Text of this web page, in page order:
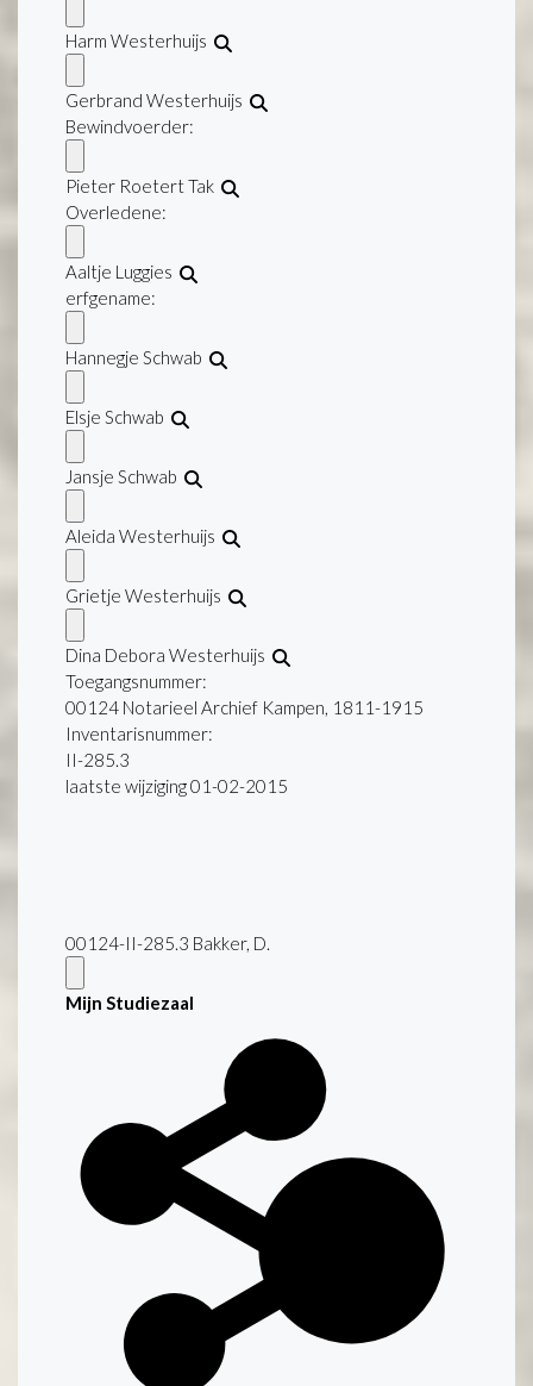
Harm Westerhuijs
Gerbrand Westerhuijs
Bewindvoerder:
Pieter Roetert Tak
Overledene:
Aaltje Luggies
erfgename:
Hannegje Schwab
Elsje Schwab
Jansje Schwab
Aleida Westerhuijs
Grietje Westerhuijs
Dina Debora Westerhuijs
Toegangsnummer:
00124 Notarieel Archief Kampen, 1811-1915
Inventarisnummer:
II-285.3
laatste wijziging 01-02-2015
00124-II-285.3 Bakker, D.
Mijn Studiezaal